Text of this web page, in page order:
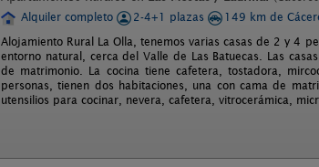
Alquiler completo
2-4+1 plazas
149 km de
Alojamiento Rural La Olla, tenemos varias casas de 2 y 4
entorno natural, cerca del Valle de Las Batuecas. Las
de matrimonio. La cocina tiene cafetera, tostadora,
personas, tienen dos habitaciones, una con cama de
utensilios para cocinar, nevera, cafetera, vitrocerámica,